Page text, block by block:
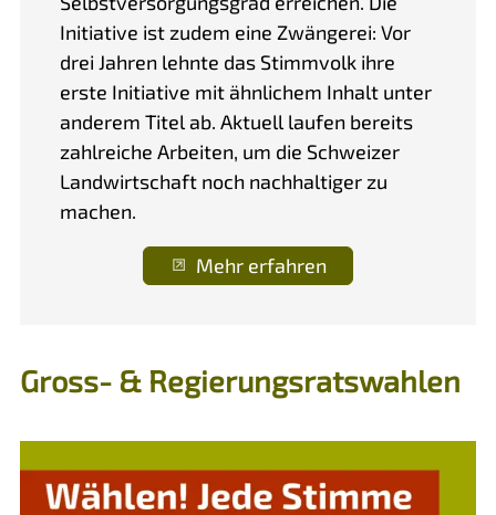
Initiative ist zudem eine Zwängerei: Vor
drei Jahren lehnte das Stimmvolk ihre
erste Initiative mit ähnlichem Inhalt unter
anderem Titel ab. Aktuell laufen bereits
zahlreiche Arbeiten, um die Schweizer
Landwirtschaft noch nachhaltiger zu
machen.
Mehr erfahren
Gross- & Regierungsratswahlen